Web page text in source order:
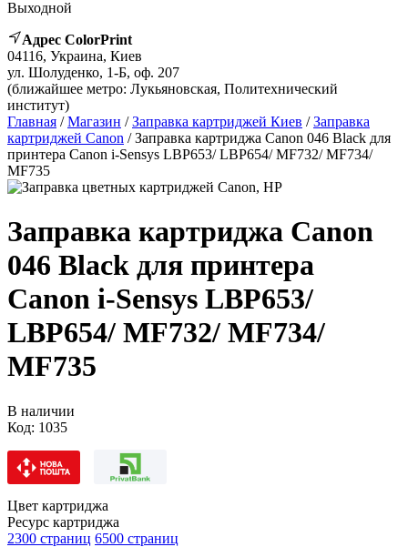
Выходной
Адрес ColorPrint
04116, Украина, Киев
ул. Шолуденко, 1-Б, оф. 207
(ближайшее метро: Лукьяновская, Политехнический
институт)
Главная /Магазин /Заправка картриджей Киев /Заправка
картриджей Canon / Заправка картриджа Canon 046 Black для
принтера Canon i-Sensys LBP653/ LBP654/ MF732/ MF734/
MF735
Заправка картриджа Canon
046 Black для принтера
Canon i-Sensys LBP653/
LBP654/ MF732/ MF734/
MF735
В наличии
Код: 1035
Цвет картриджа
Ресурс картриджа
2300 страниц 6500 страниц